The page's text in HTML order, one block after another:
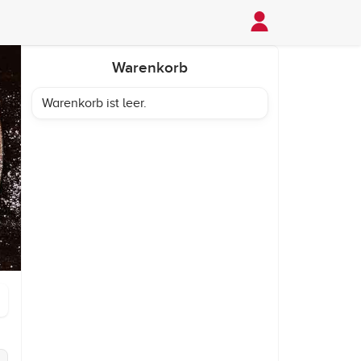
Warenkorb
Warenkorb ist leer.